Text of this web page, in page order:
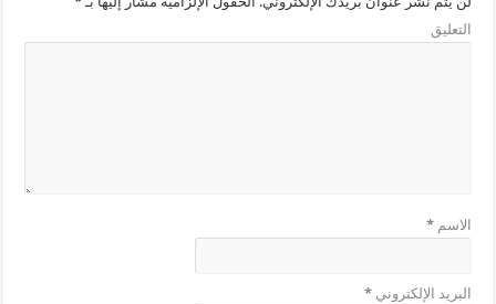
التعليق
الاسم*
البريد الإلكتروني*